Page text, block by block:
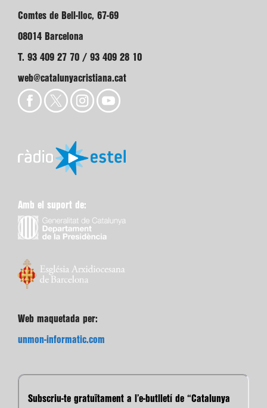
Comtes de Bell-lloc, 67-69
08014 Barcelona
T. 93 409 27 70 / 93 409 28 10
web@catalunyacristiana.cat
Amb el suport de:
Web maquetada per:
unmon-informatic.com
Subscriu-te gratuïtament a l’e-butlletí de “Catalunya